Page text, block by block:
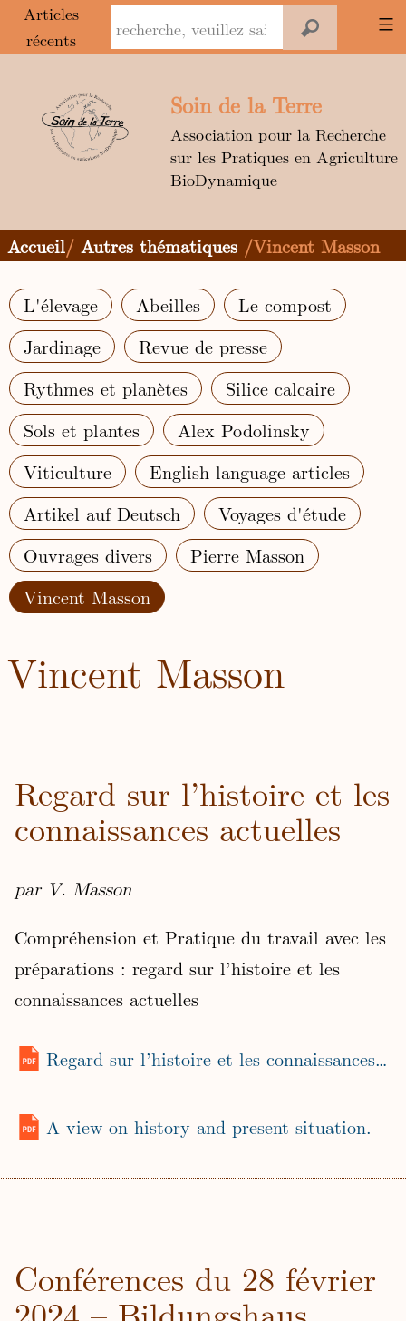
Aller
contenu
Soin de la Terre
Association pour la Recherche
sur les Pratiques en Agriculture
BioDynamique
Articles
récents
Accueil/ Autres thématiques /Vincent Masson
L'élevage Abeilles
Le compost
Jardinage
Revue de presse
Rythmes et planètes
Silice calcaire
Sols et plantes
Alex Podolinsky
Viticulture
English language articles
Artikel auf Deutsch
Voyages d'étude
Ouvrages divers
Pierre Masson
Vincent Masson
Vincent Masson
Regard sur l’histoire et les
connaissances actuelles
par V. Masson
Compréhension et Pratique du travail avec les
préparations : regard sur l’histoire et les
connaissances actuelles
Regard sur l’histoire et les connaissances actuelles.
A view on history and present situation.
Conférences du 28 février
Panneau de gestion des cookies